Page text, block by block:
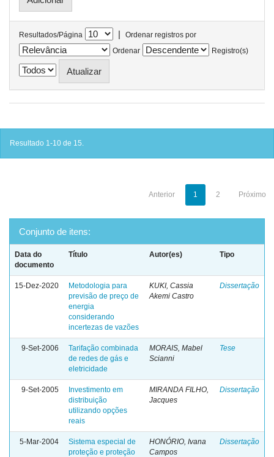
Resultados/Página |
Ordenar registros por
Ordenar
Registro(s)
Resultado 1-10 de 15.
Anterior 1 2 Próximo
Conjunto de itens:
Data do
documento
Título Autor(es) Tipo
15-Dez-2020
Metodologia para
previsão de preço de
energia
considerando
incertezas de vazões
KUKI, Cassia
Akemi Castro
Dissertação
9-Set-2006
Tarifação combinada
de redes de gás e
eletricidade
MORAIS, Mabel
Scianni
Tese
9-Set-2005
Investimento em
distribuição
utilizando opções
reais
MIRANDA FILHO,
Jacques
Dissertação
5-Mar-2004
Sistema especial de
proteção e proteção
HONÓRIO, Ivana
Campos
Dissertação